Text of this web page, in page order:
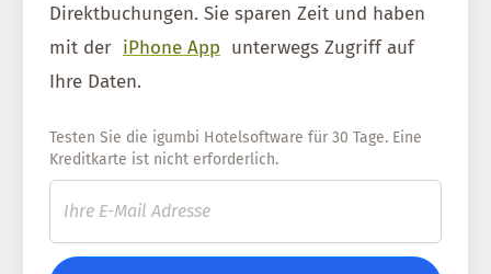
Direktbuchungen. Sie sparen Zeit und haben
mit der iPhone App unterwegs Zugriff auf
Ihre Daten.
Testen Sie die igumbi Hotelsoftware für 30 Tage. Eine
Kreditkarte ist nicht erforderlich.